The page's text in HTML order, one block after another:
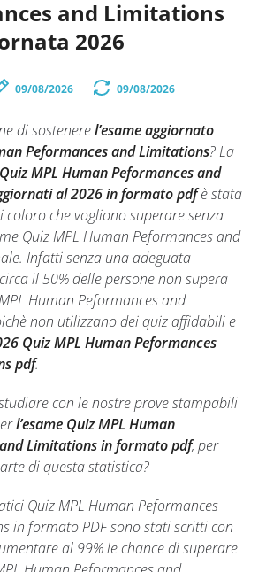
and Limitations
2026
09/08/2026 09/08/2026
di sostenerel’esame aggiornato
Peformances and Limitations? La
MPL Human Peformances and
al 2026 in formato pdfè stata
che vogliono superare senza
Quiz MPL Human Peformances and
Infatti senza una adeguata
il 50% delle persone non supera
Human Peformances and
non utilizzano dei quiz affidabili e
Quiz MPL Human Peformances
pdf.
con le nostre prove stampabili
l’esame Quiz MPL Human
Limitations in formato pdf, per
di questa statistica?
Quiz MPL Human Peformances
in formato PDF sono stati scritti con
al 99% le chance di superare